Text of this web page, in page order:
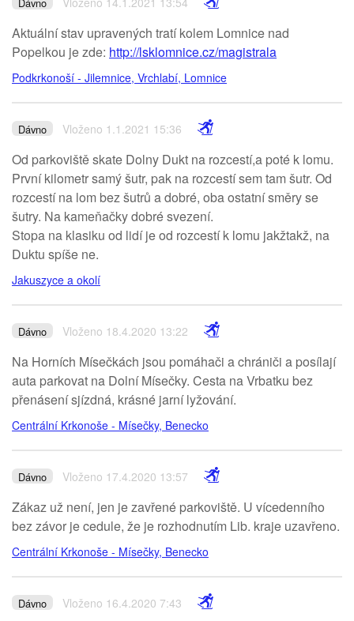
Aktuální stav upravených tratí kolem Lomnice nad
Popelkou je zde: http://lsklomnice.cz/magistrala
Podkrkonoší - Jilemnice, Vrchlabí, Lomnice
Dávno Vloženo 1.1.2021 15:36
Od parkoviště skate Dolny Dukt na rozcestí,a poté k lomu.
První kilometr samý šutr, pak na rozcestí sem tam šutr. Od
rozcestí na lom bez šutrů a dobré, oba ostatní směry se
šutry. Na kameňačky dobré svezení.
Stopa na klasiku od lidí je od rozcestí k lomu jakžtakž, na
Duktu spíše ne.
Jakuszyce a okolí
Dávno Vloženo 18.4.2020 13:22
Na Horních Mísečkách jsou pomáhači a chrániči a posílají
auta parkovat na Dolní Mísečky. Cesta na Vrbatku bez
přenásení sjízdná, krásné jarní lyžování.
Centrální Krkonoše - Mísečky, Benecko
Dávno Vloženo 17.4.2020 13:57
Zákaz už není, jen je zavřené parkoviště. U vícedenního
bez závor je cedule, že je rozhodnutím Lib. kraje uzavřeno.
Centrální Krkonoše - Mísečky, Benecko
Dávno Vloženo 16.4.2020 7:43